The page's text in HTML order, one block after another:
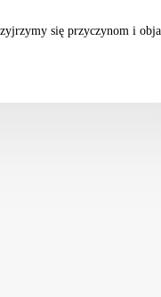
się przyczynom i